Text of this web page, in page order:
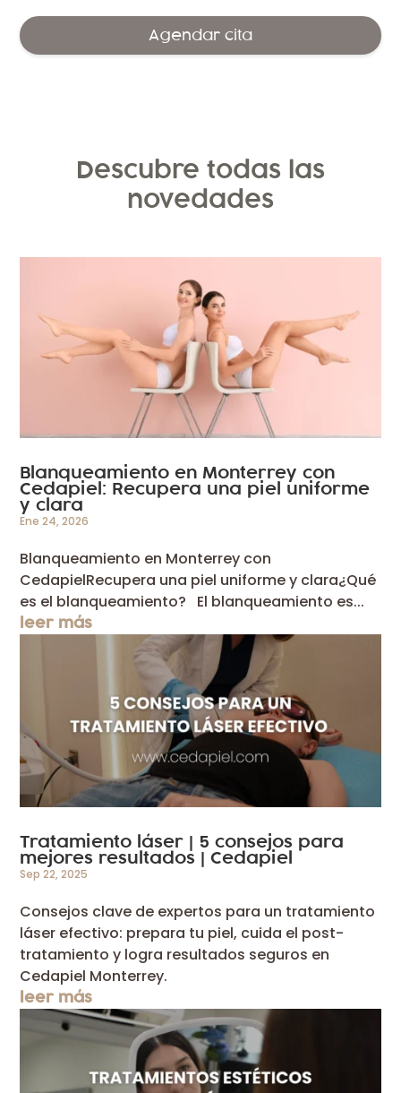
Agendar cita
Descubre todas las
novedades
Blanqueamiento en Monterrey con
Cedapiel: Recupera una piel uniforme
y clara
Ene 24, 2026
Blanqueamiento en Monterrey con
CedapielRecupera una piel uniforme y clara¿Qué
es el blanqueamiento? El blanqueamiento es...
leer más
Tratamiento láser | 5 consejos para
mejores resultados | Cedapiel
Sep 22, 2025
Consejos clave de expertos para un tratamiento
láser efectivo: prepara tu piel, cuida el post-
tratamiento y logra resultados seguros en
Cedapiel Monterrey.
leer más